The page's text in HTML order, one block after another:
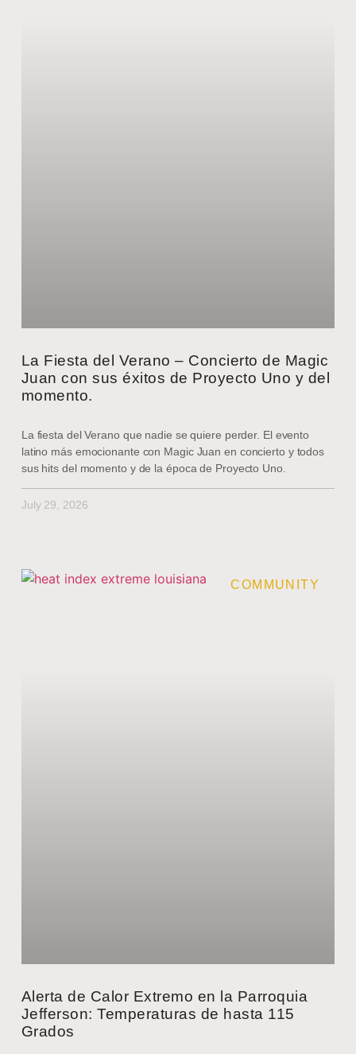
La Fiesta del Verano – Concierto de Magic
Juan con sus éxitos de Proyecto Uno y del
momento.
La fiesta del Verano que nadie se quiere perder. El evento
latino más emocionante con Magic Juan en concierto y todos
sus hits del momento y de la época de Proyecto Uno.
July 29, 2026
COMMUNITY
Alerta de Calor Extremo en la Parroquia
Jefferson: Temperaturas de hasta 115
Grados